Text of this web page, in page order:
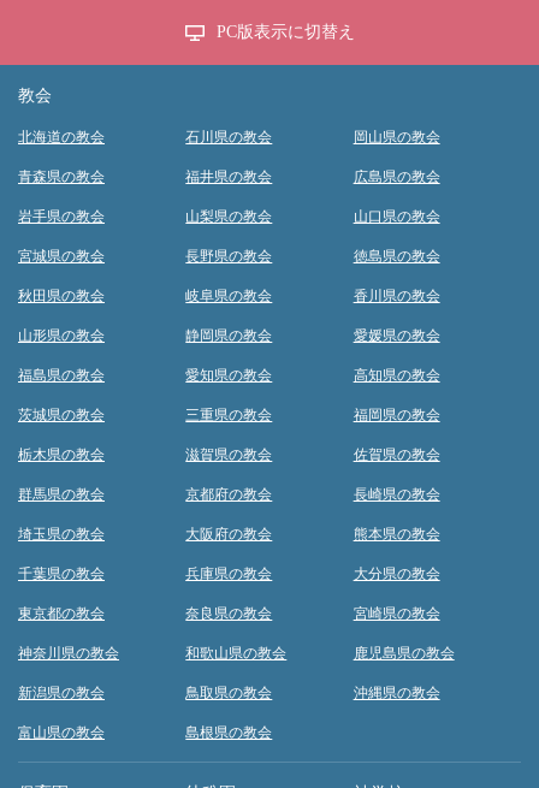
PC版表示に切替え
教会
北海道の教会
青森県の教会
岩手県の教会
宮城県の教会
秋田県の教会
山形県の教会
福島県の教会
茨城県の教会
栃木県の教会
群馬県の教会
埼玉県の教会
千葉県の教会
東京都の教会
神奈川県の教会
新潟県の教会
富山県の教会
石川県の教会
福井県の教会
山梨県の教会
長野県の教会
岐阜県の教会
静岡県の教会
愛知県の教会
三重県の教会
滋賀県の教会
京都府の教会
大阪府の教会
兵庫県の教会
奈良県の教会
和歌山県の教会
鳥取県の教会
島根県の教会
岡山県の教会
広島県の教会
山口県の教会
徳島県の教会
香川県の教会
愛媛県の教会
高知県の教会
福岡県の教会
佐賀県の教会
長崎県の教会
熊本県の教会
大分県の教会
宮崎県の教会
鹿児島県の教会
沖縄県の教会